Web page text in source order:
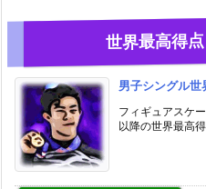
世界最高得
男子シングル世
フィギュアスケ
以降の世界最高